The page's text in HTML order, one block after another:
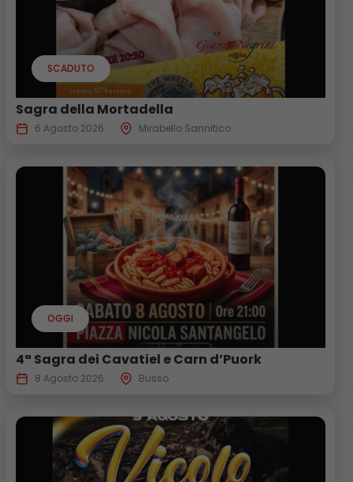
SCADUTO
Sagra della Mortadella
6 Agosto 2026 Mirabello Sannitico
OGGI
4ª Sagra dei Cavatiel e Carn d’Puork
8 Agosto 2026 Busso